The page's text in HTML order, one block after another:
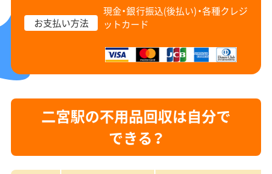
お支払い方法
現金・銀行振込(後払い)・各種クレジ
ットカード
二宮駅の不用品回収は自分で
できる？